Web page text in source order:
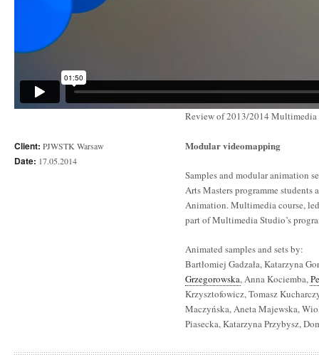
Client: PJWSTK Warsaw
Date: 17.05.2014
Review of 2013/2014 Multimedia
Modular videomapping
Samples and modular animation
Arts Masters programme students
Animation. Multimedia course,
part of Multimedia Studio’s
Animated samples and sets by:
Bartłomiej Gadzała, Katarzyna
Grzegorowska, Anna Kociemba,
Krzysztofowicz, Tomasz
Maczyńska, Aneta Majewska,
Piasecka, Katarzyna Przybysz,